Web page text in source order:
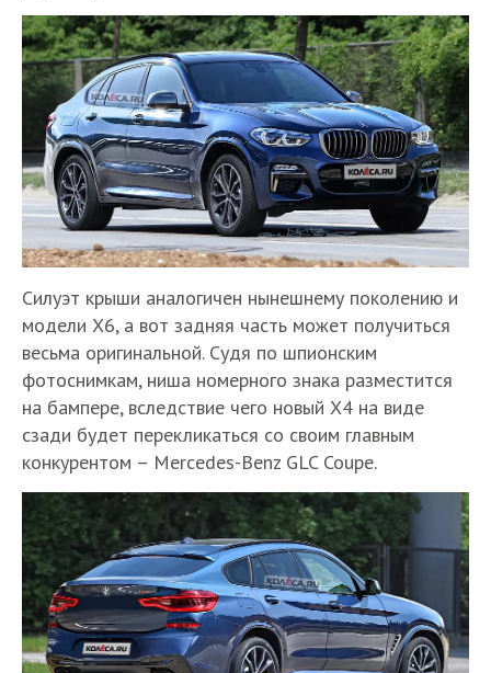
Силуэт крыши аналогичен нынешнему поколению и
модели Х6, а вот задняя часть может получиться
весьма оригинальной. Судя по шпионским
фотоснимкам, ниша номерного знака разместится
на бампере, вследствие чего новый Х4 на виде
сзади будет перекликаться со своим главным
конкурентом – Mercedes-Benz GLC Coupe.